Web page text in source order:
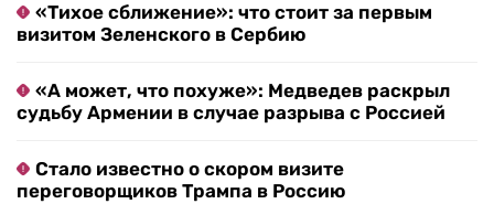
«Тихое сближение»: что стоит за первым
визитом Зеленского в Сербию
«А может, что похуже»: Медведев раскрыл
судьбу Армении в случае разрыва с Россией
Стало известно о скором визите
переговорщиков Трампа в Россию